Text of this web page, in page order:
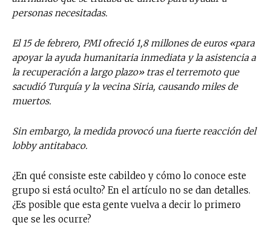
personas necesitadas.
El 15 de febrero, PMI ofreció 1,8 millones de euros «para
apoyar la ayuda humanitaria inmediata y la asistencia a
la recuperación a largo plazo» tras el terremoto que
sacudió Turquía y la vecina Siria, causando miles de
muertos.
Sin embargo, la medida provocó una fuerte reacción del
lobby antitabaco.
¿En qué consiste este cabildeo y cómo lo conoce este
grupo si está oculto? En el artículo no se dan detalles.
¿Es posible que esta gente vuelva a decir lo primero
que se les ocurre?